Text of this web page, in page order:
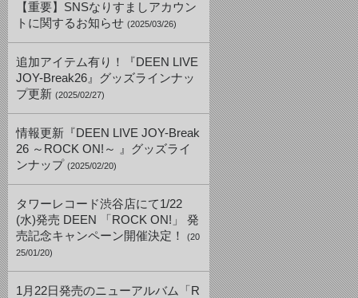
【重要】SNSなりすましアカウン
トに関するお知らせ (2025/03/26)
追加アイテム有り！『DEEN LIVE
JOY-Break26』グッズラインナッ
プ更新 (2025/02/27)
情報更新『DEEN LIVE JOY-Break
26 ～ROCK ON!～ 』グッズライ
ンナップ (2025/02/20)
タワーレコード渋谷店にて1/22
(水)発売 DEEN 「ROCK ON!」 発
売記念キャンペーン開催決定！
(20
25/01/20)
1月22日発売のニューアルバム「R